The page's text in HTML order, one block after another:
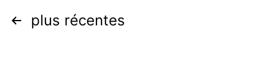
Navigation
plus récentes